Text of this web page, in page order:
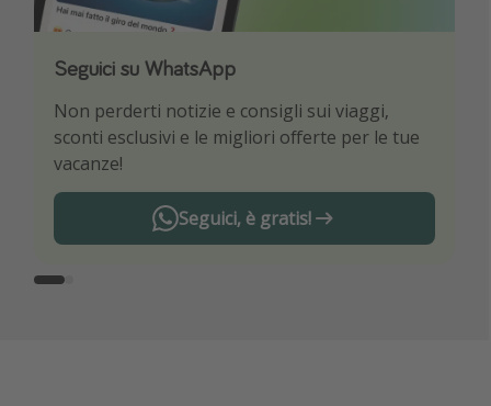
Seguici su WhatsApp
Non perderti notizie e consigli sui viaggi,
sconti esclusivi e le migliori offerte per le tue
vacanze!
Seguici, è gratis!
Scarica la nostra App
Sii il primo a conoscere le migliori offerte di
viaggio